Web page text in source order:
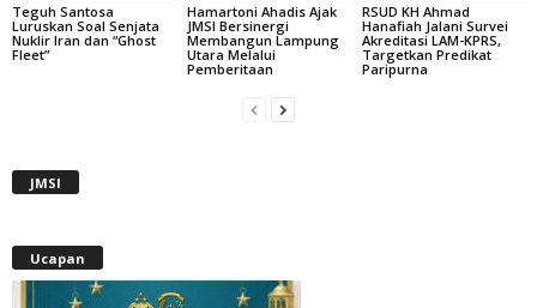
Teguh Santosa
Luruskan Soal Senjata
Nuklir Iran dan “Ghost
Fleet”
Hamartoni Ahadis Ajak
JMSI Bersinergi
Membangun Lampung
Utara Melalui
Pemberitaan
RSUD KH Ahmad
Hanafiah Jalani Survei
Akreditasi LAM-KPRS,
Targetkan Predikat
Paripurna
JMSI
Ucapan